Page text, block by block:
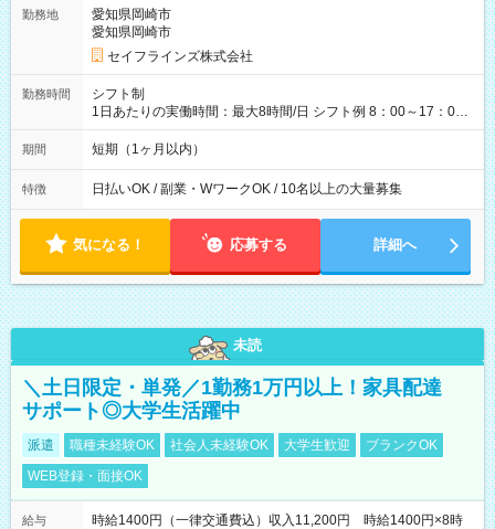
試用期間の長さ：3ヶ月 雇用形態、給与は本採用時と同じです。
勤務地
愛知県岡崎市
愛知県岡崎市
セイフラインズ株式会社
勤務時間
シフト制
1日あたりの実働時間：最大8時間/日 シフト例 8：00～17：00
21：00～6：00 ※現場によっては多少時間は前後します ▶残業
ほとんどなし！ ▶時間より早く終わることの方が多いと思いま
も日給は同額支給！
期間 短期（1ヶ月以内）
特徴 日払いOK / 副業・WワークOK / 10名以上の大量募集
気になる！ 応募する 詳細へ
未読
＼土日限定・単発／1勤務1万円以上！家具配達
サポート◎大学生活躍中
派遣 職種未経験OK 社会人未経験OK 大学生歓迎
ブランクOK
WEB登録・面接OK
給与
時給1400円（一律交通費込）収入11,200円 時給1400円×8時